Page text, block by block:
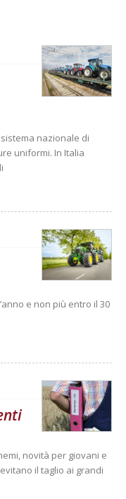
nazionale di
uniformi. In Italia
e non più entro il 30
novità per giovani e
il taglio ai grandi